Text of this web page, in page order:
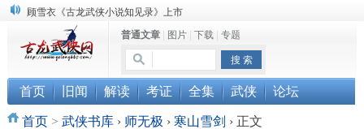
顾雪衣《古龙武侠小说知见录》上市
“武侠书库”查缺补漏活动圆满结束
《古龙小说原貌探究》修订版已上市
普通文章| 图片| 下载| 专题
首页 旧闻 解读 考证 全集 武侠 论坛
首页> 武侠书库 › 师无极 › 寒山雪剑 ›正文